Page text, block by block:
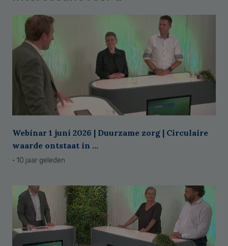
Webinar 1 juni 2026 | Duurzame zorg | Circulaire
waarde ontstaat in ...
· 10 jaar geleden